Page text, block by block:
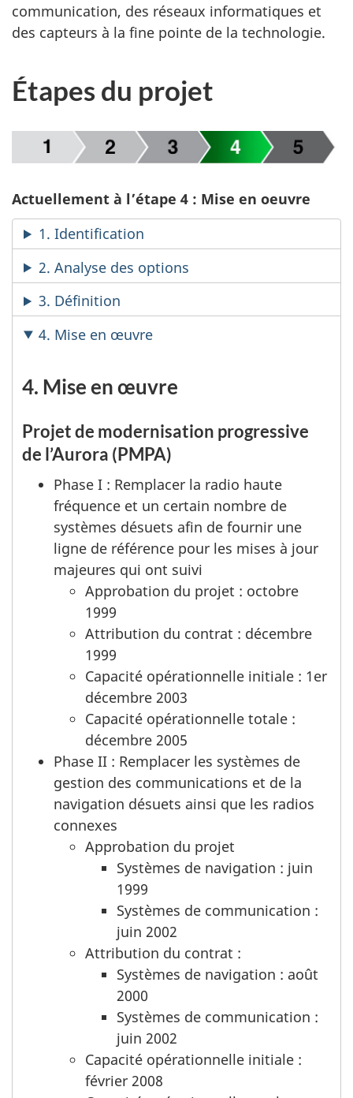
communication, des réseaux informatiques et
des capteurs à la fine pointe de la technologie.
Étapes du projet
Actuellement à l’étape 4 : Mise en oeuvre
1. Identification
2. Analyse des options
3. Définition
4. Mise en œuvre
4. Mise en œuvre
Projet de modernisation progressive
de l’Aurora (PMPA)
Phase I : Remplacer la radio haute
fréquence et un certain nombre de
systèmes désuets afin de fournir une
ligne de référence pour les mises à jour
majeures qui ont suivi
Approbation du projet : octobre
1999
Attribution du contrat : décembre
1999
Capacité opérationnelle initiale : 1er
décembre 2003
Capacité opérationnelle totale :
décembre 2005
Phase II : Remplacer les systèmes de
gestion des communications et de la
navigation désuets ainsi que les radios
connexes
Approbation du projet
Systèmes de navigation : juin
1999
Systèmes de communication :
juin 2002
Attribution du contrat :
Systèmes de navigation : août
2000
Systèmes de communication :
juin 2002
Capacité opérationnelle initiale :
février 2008